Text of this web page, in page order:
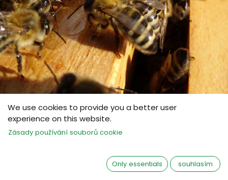
Superkrmivo pro včely
BeeElixir®
Superkrmivo pro včely
We use cookies to provide you a better user
experience on this website.
Zásady používání souborů cookie
Only essentials souhlasím